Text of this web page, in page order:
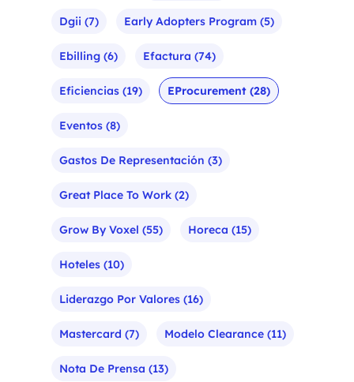
Dgii (7) Early Adopters Program (5)
Ebilling (6) Efactura (74)
Eficiencias (19) EProcurement (28)
Eventos (8)
Gastos De Representación (3)
Great Place To Work (2)
Grow By Voxel (55) Horeca (15)
Hoteles (10)
Liderazgo Por Valores (16)
Mastercard (7) Modelo Clearance (11)
Nota De Prensa (13)